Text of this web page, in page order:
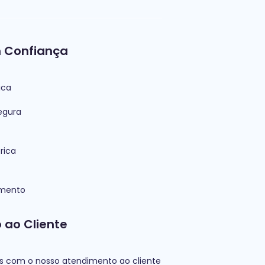
Confiança
Cliente
com o nosso atendimento ao cliente